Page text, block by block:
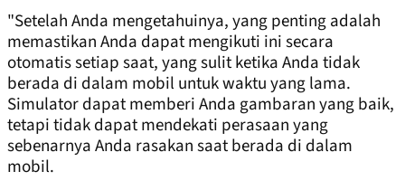
"Setelah Anda mengetahuinya, yang penting adalah
memastikan Anda dapat mengikuti ini secara
otomatis setiap saat, yang sulit ketika Anda tidak
berada di dalam mobil untuk waktu yang lama.
Simulator dapat memberi Anda gambaran yang baik,
tetapi tidak dapat mendekati perasaan yang
sebenarnya Anda rasakan saat berada di dalam
mobil.